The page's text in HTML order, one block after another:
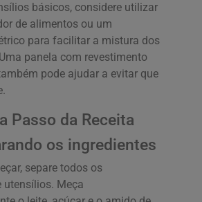
básicos, considere utilizar
de alimentos ou um
para facilitar a mistura dos
panela com revestimento
pode ajudar a evitar que
Passo da Receita
os ingredientes
separe todos os
utensílios. Meça